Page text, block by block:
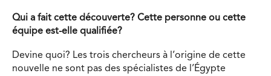
Qui a fait cette découverte? Cette personne ou cette
équipe est-elle qualifiée?
Devine quoi? Les trois chercheurs à l’origine de cette
nouvelle ne sont pas des spécialistes de l’Égypte